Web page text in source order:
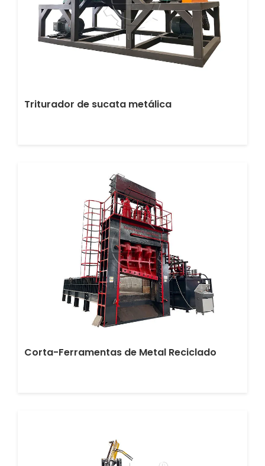
Triturador de sucata metálica
Corta-Ferramentas de Metal Reciclado